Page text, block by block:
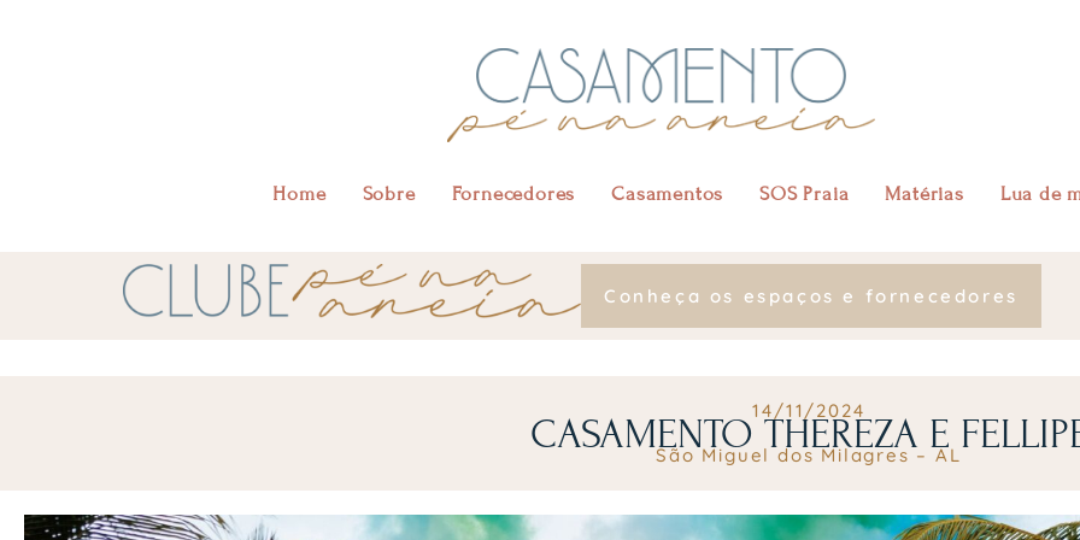
Home Sobre Fornecedores Casamentos SOS Praia Matérias Lua de
Conheça os espaços e fornecedores
14/11/2024
CASAMENTO THEREZA E
São Miguel dos Milagres – AL